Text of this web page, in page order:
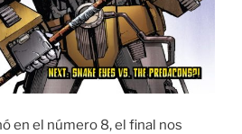
en el número 8, el final nos